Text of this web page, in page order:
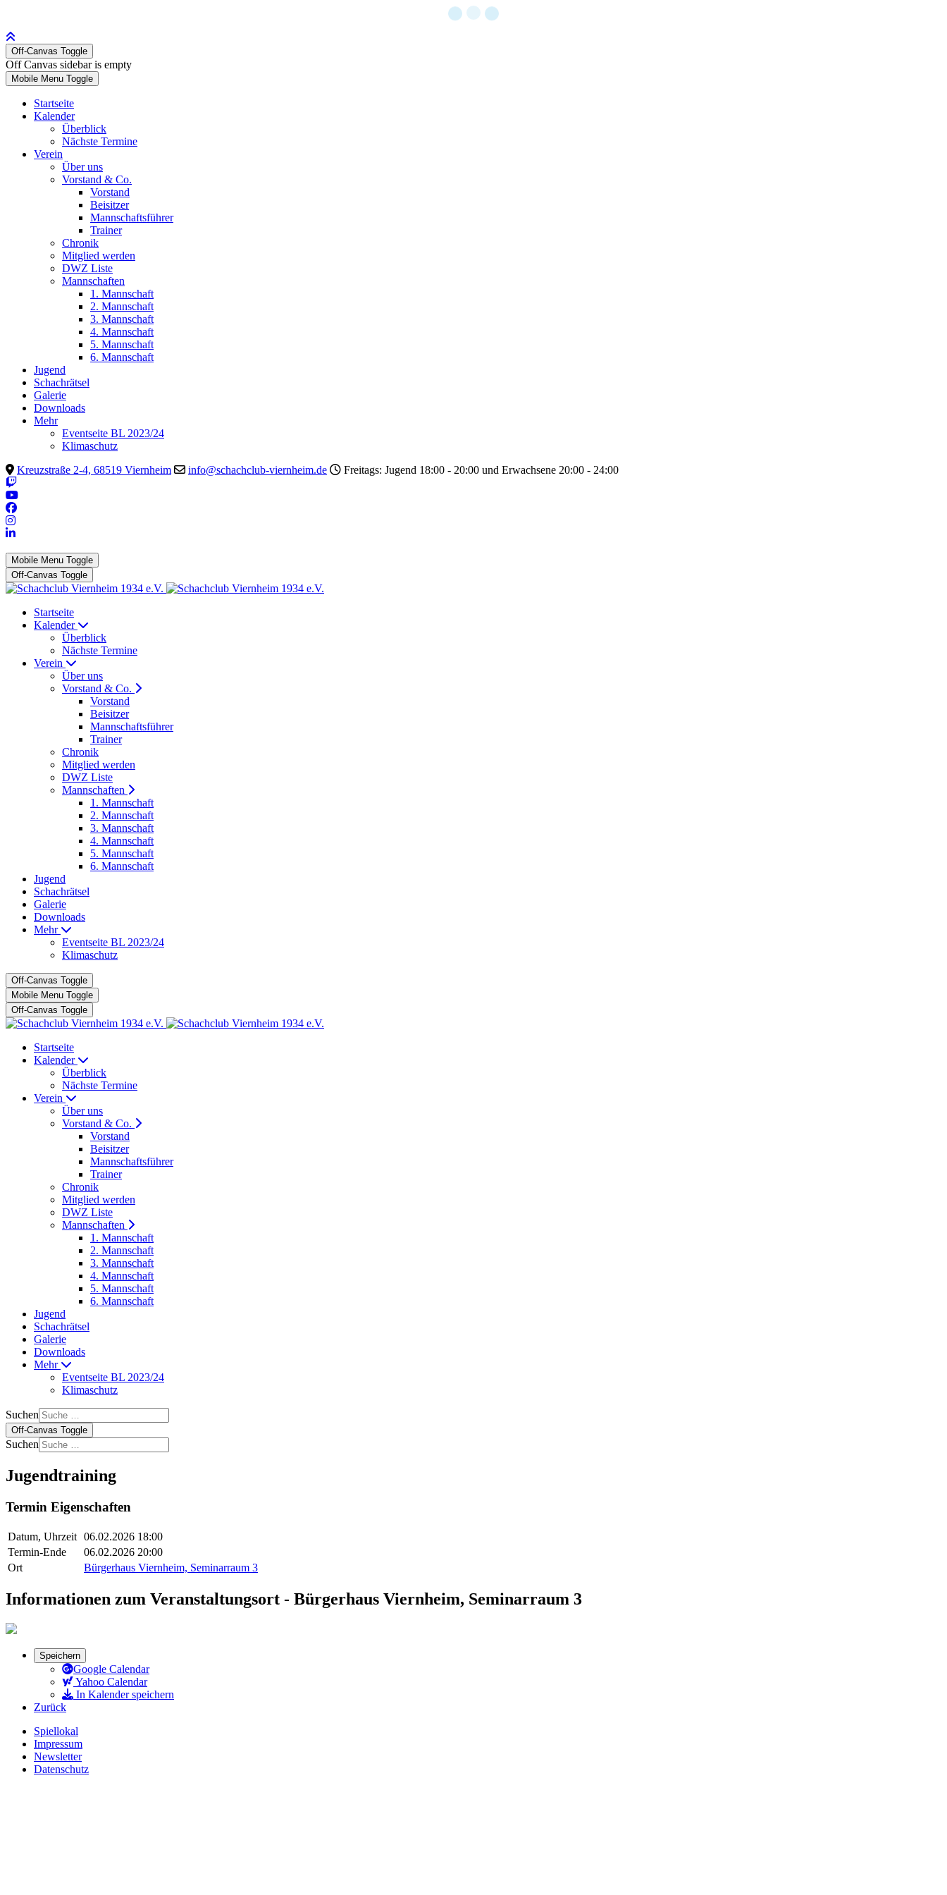
Off-Canvas Toggle
Off Canvas sidebar is empty
Mobile Menu Toggle
Startseite
Kalender
Überblick
Nächste Termine
Verein
Über uns
Vorstand & Co.
Vorstand
Beisitzer
Mannschaftsführer
Trainer
Chronik
Mitglied werden
DWZ Liste
Mannschaften
1. Mannschaft
2. Mannschaft
3. Mannschaft
4. Mannschaft
5. Mannschaft
6. Mannschaft
Jugend
Schachrätsel
Galerie
Downloads
Mehr
Eventseite BL 2023/24
Klimaschutz
Kreuzstraße 2-4, 68519 Viernheim
info@schachclub-viernheim.de Freitags: Jugend 18:00 - 20:00 und Erwachsene 20:00 - 24:00
Mobile Menu Toggle
Off-Canvas Toggle
Startseite
Kalender
Überblick
Nächste Termine
Verein
Über uns
Vorstand & Co.
Vorstand
Beisitzer
Mannschaftsführer
Trainer
Chronik
Mitglied werden
DWZ Liste
Mannschaften
1. Mannschaft
2. Mannschaft
3. Mannschaft
4. Mannschaft
5. Mannschaft
6. Mannschaft
Jugend
Schachrätsel
Galerie
Downloads
Mehr
Eventseite BL 2023/24
Klimaschutz
Off-Canvas Toggle
Mobile Menu Toggle
Off-Canvas Toggle
Startseite
Kalender
Überblick
Nächste Termine
Verein
Über uns
Vorstand & Co.
Vorstand
Beisitzer
Mannschaftsführer
Trainer
Chronik
Mitglied werden
DWZ Liste
Mannschaften
1. Mannschaft
2. Mannschaft
3. Mannschaft
4. Mannschaft
5. Mannschaft
6. Mannschaft
Jugend
Schachrätsel
Galerie
Downloads
Mehr
Eventseite BL 2023/24
Klimaschutz
Suchen
Off-Canvas Toggle
Suchen
Jugendtraining
Termin Eigenschaften
Datum, Uhrzeit 06.02.2026 18:00
Termin-Ende
06.02.2026 20:00
Ort
Bürgerhaus Viernheim, Seminarraum 3
Informationen zum Veranstaltungsort - Bürgerhaus Viernheim, Seminarraum 3
Speichern
Google Calendar
Yahoo Calendar
In Kalender speichern
Zurück
Spiellokal
Impressum
Newsletter
Datenschutz